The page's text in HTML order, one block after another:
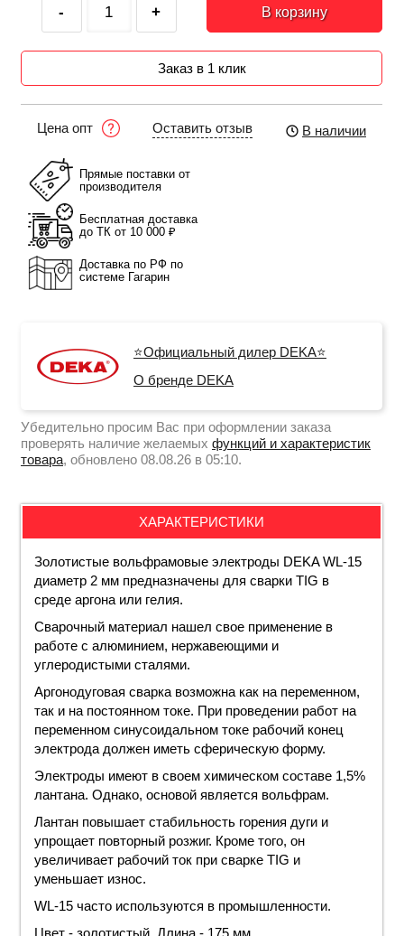
- + В корзину
Заказ в 1 клик
Цена опт Оставить отзыв В наличии
Прямые поставки от
производителя
Бесплатная доставка
до ТК от 10 000 ₽
Доставка по РФ по
системе Гагарин
⭐Официальный дилер DEKA⭐
О бренде DEKA
Убедительно просим Вас при оформлении заказа
проверять наличие желаемых функций и характеристик
товара, обновлено 08.08.26 в 05:10.
ХАРАКТЕРИСТИКИ
Золотистые вольфрамовые электроды DEKA WL-15
диаметр 2 мм предназначены для сварки TIG в
среде аргона или гелия.
Сварочный материал нашел свое применение в
работе с алюминием, нержавеющими и
углеродистыми сталями.
Аргонодуговая сварка возможна как на переменном,
так и на постоянном токе. При проведении работ на
переменном синусоидальном токе рабочий конец
электрода должен иметь сферическую форму.
Электроды имеют в своем химическом составе 1,5%
лантана. Однако, основой является вольфрам.
Лантан повышает стабильность горения дуги и
упрощает повторный розжиг. Кроме того, он
увеличивает рабочий ток при сварке TIG и
уменьшает износ.
WL-15 часто используются в промышленности.
Цвет - золотистый . Длина - 175 мм.